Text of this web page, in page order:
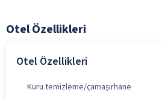
Otel Özellikleri
Otel Özellikleri
Kuru temizleme/çamaşırhane